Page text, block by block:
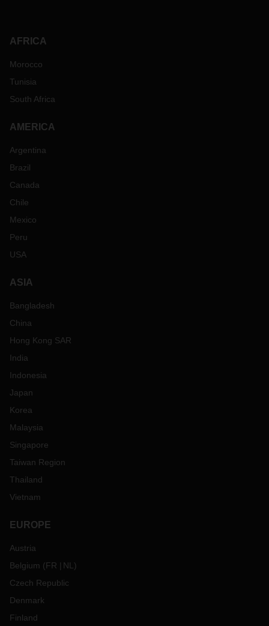
AFRICA
Morocco
Tunisia
South Africa
AMERICA
Argentina
Brazil
Canada
Chile
Mexico
Peru
USA
ASIA
Bangladesh
China
Hong Kong SAR
India
Indonesia
Japan
Korea
Malaysia
Singapore
Taiwan Region
Thailand
Vietnam
EUROPE
Austria
Belgium (FR NL )
Czech Republic
Denmark
Finland